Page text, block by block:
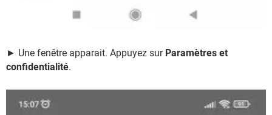
► Une fenêtre apparait. Appuyez sur Paramètres et
confidentialité.